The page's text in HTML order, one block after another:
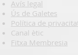
Avís legal
Ús de Galetes
Política de
Canal ètic
Fitxa Membresia